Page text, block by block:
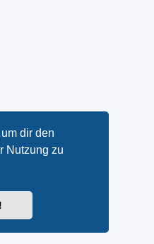
dir den
Nutzung zu